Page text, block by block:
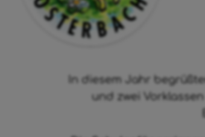
In diesem Jahr
und zwei